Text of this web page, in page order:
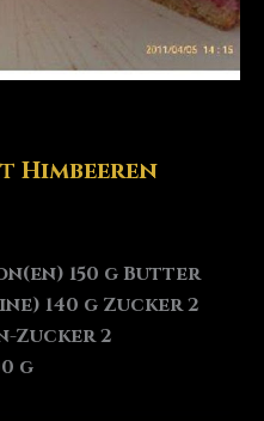
150 g Butter
140 g Zucker 2
Zucker 2
g